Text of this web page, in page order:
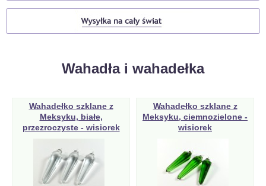
Wahadła i wahadełka
Wahadełko szklane z
Meksyku, białe,
przezroczyste - wisiorek
Wahadełko szklane z
Meksyku, ciemnozielone -
wisiorek